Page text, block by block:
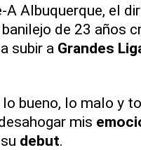
A Albuquerque, el
de 23 años
subir a Grandes
bueno, lo malo y
mis
debut.